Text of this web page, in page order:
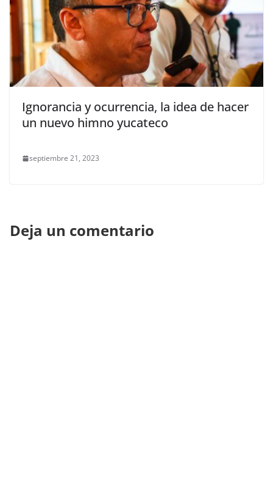
Ignorancia y ocurrencia, la idea de hacer
un nuevo himno yucateco
septiembre 21, 2023
Deja un comentario